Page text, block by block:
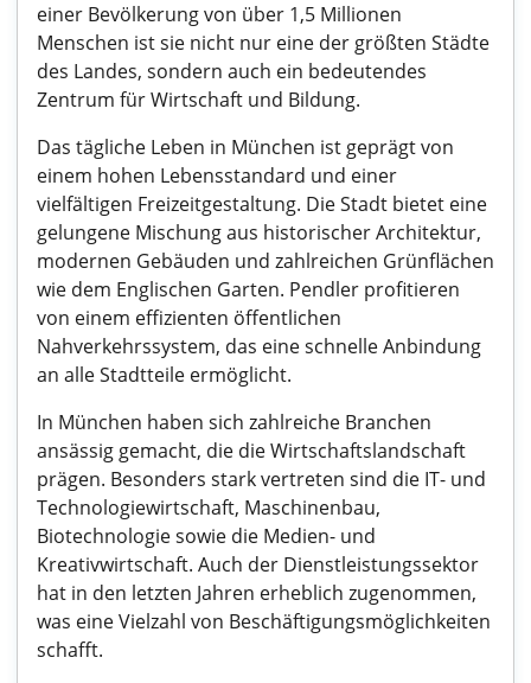
einer Bevölkerung von über 1,5 Millionen
Menschen ist sie nicht nur eine der größten Städte
des Landes, sondern auch ein bedeutendes
Zentrum für Wirtschaft und Bildung.
Das tägliche Leben in München ist geprägt von
einem hohen Lebensstandard und einer
vielfältigen Freizeitgestaltung. Die Stadt bietet eine
gelungene Mischung aus historischer Architektur,
modernen Gebäuden und zahlreichen Grünflächen
wie dem Englischen Garten. Pendler profitieren
von einem effizienten öffentlichen
Nahverkehrssystem, das eine schnelle Anbindung
an alle Stadtteile ermöglicht.
In München haben sich zahlreiche Branchen
ansässig gemacht, die die Wirtschaftslandschaft
prägen. Besonders stark vertreten sind die IT- und
Technologiewirtschaft, Maschinenbau,
Biotechnologie sowie die Medien- und
Kreativwirtschaft. Auch der Dienstleistungssektor
hat in den letzten Jahren erheblich zugenommen,
was eine Vielzahl von Beschäftigungsmöglichkeiten
schafft.